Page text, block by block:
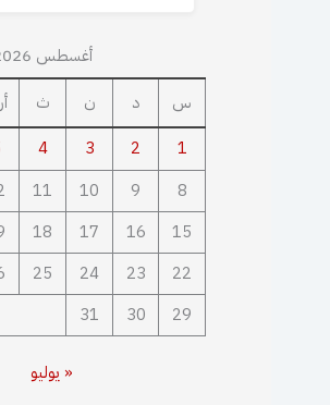
أغسطس 2026
س
د ن ث
1
2
3
4
8
9
10
11
15
16
17
18
22
23
24
25
29
30
31
« يوليو